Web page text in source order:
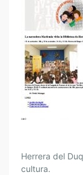
Herrera del
cultura.